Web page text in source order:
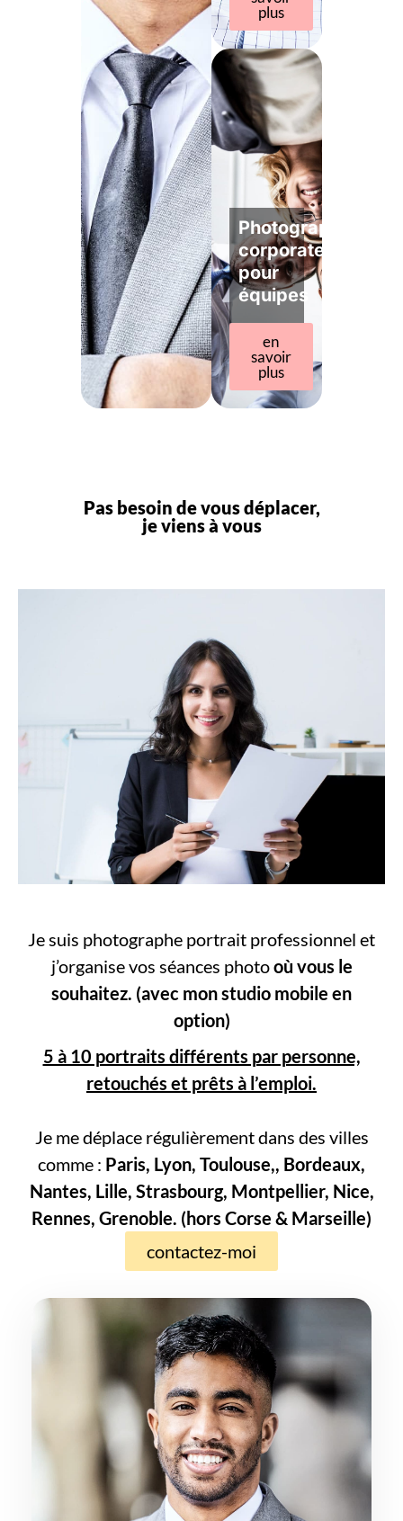
plus
Photographe
corporate
pour
équipes
en
savoir
plus
Pas besoin de vous déplacer,
je viens à vous
Je suis photographe portrait professionnel et
j’organise vos séances photooù vous le
souhaitez. (avec mon studio mobile en
option)
5 à 10 portraits différents par personne,
retouchés et prêts à l’emploi.
Je me déplace régulièrement dans des villes
comme : Paris, Lyon, Toulouse,, Bordeaux,
Nantes, Lille, Strasbourg, Montpellier, Nice,
Rennes, Grenoble. (hors Corse & Marseille)
contactez-moi